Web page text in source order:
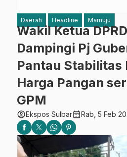
Daerah Headline Mamuju
Wakil Ketua
Dampingi Pj
Pantau Stabilitas
Harga Pangan
GPM
account_circleEkspos Sulbarcalendar_monthRab, 5 Feb